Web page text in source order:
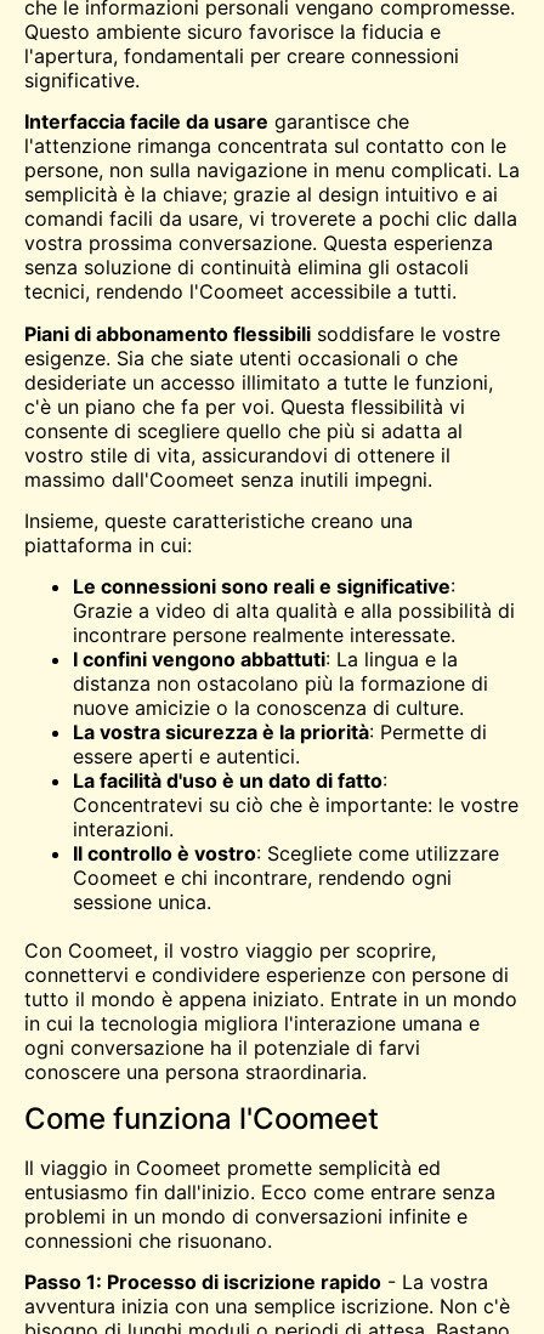
che le informazioni personali vengano compromesse.
Questo ambiente sicuro favorisce la fiducia e
l'apertura, fondamentali per creare connessioni
significative.
Interfaccia facile da usare garantisce che
l'attenzione rimanga concentrata sul contatto con le
persone, non sulla navigazione in menu complicati. La
semplicità è la chiave; grazie al design intuitivo e ai
comandi facili da usare, vi troverete a pochi clic dalla
vostra prossima conversazione. Questa esperienza
senza soluzione di continuità elimina gli ostacoli
tecnici, rendendo l'Coomeet accessibile a tutti.
Piani di abbonamento flessibili soddisfare le vostre
esigenze. Sia che siate utenti occasionali o che
desideriate un accesso illimitato a tutte le funzioni,
c'è un piano che fa per voi. Questa flessibilità vi
consente di scegliere quello che più si adatta al
vostro stile di vita, assicurandovi di ottenere il
massimo dall'Coomeet senza inutili impegni.
Insieme, queste caratteristiche creano una
piattaforma in cui:
Le connessioni sono reali e significative:
Grazie a video di alta qualità e alla possibilità di
incontrare persone realmente interessate.
I confini vengono abbattuti: La lingua e la
distanza non ostacolano più la formazione di
nuove amicizie o la conoscenza di culture.
La vostra sicurezza è la priorità: Permette di
essere aperti e autentici.
La facilità d'uso è un dato di fatto:
Concentratevi su ciò che è importante: le vostre
interazioni.
Il controllo è vostro: Scegliete come utilizzare
Coomeet e chi incontrare, rendendo ogni
sessione unica.
Con Coomeet, il vostro viaggio per scoprire,
connettervi e condividere esperienze con persone di
tutto il mondo è appena iniziato. Entrate in un mondo
in cui la tecnologia migliora l'interazione umana e
ogni conversazione ha il potenziale di farvi
conoscere una persona straordinaria.
Come funziona l'Coomeet
Il viaggio in Coomeet promette semplicità ed
entusiasmo fin dall'inizio. Ecco come entrare senza
problemi in un mondo di conversazioni infinite e
connessioni che risuonano.
Passo 1: Processo di iscrizione rapido - La vostra
avventura inizia con una semplice iscrizione. Non c'è